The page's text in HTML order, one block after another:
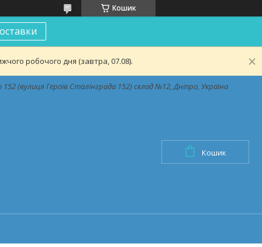
Кошик
робочого дня (завтра, 07.08).
(вулиця Героїв Сталінграда 152) склад №12, Дніпро, Україна
Кошик